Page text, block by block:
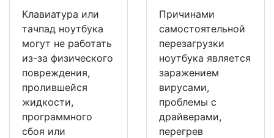
Клавиатура или
тачпад ноутбука
могут не работать
из-за физического
повреждения,
пролившейся
жидкости,
программного
сбоя или
Причинами
самостоятельной
перезагрузки
ноутбука является
заражением
вирусами,
проблемы с
драйверами,
перегрев